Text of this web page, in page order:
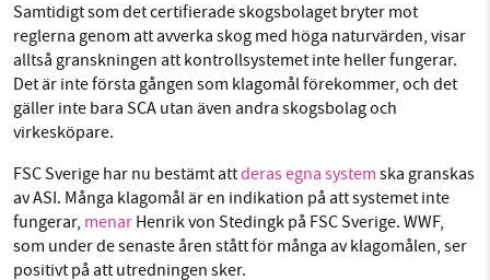
Samtidigt som det certifierade skogsbolaget bryter mot
reglerna genom att avverka skog med höga naturvärden, visar
alltså granskningen att kontrollsystemet inte heller fungerar.
Det är inte första gången som klagomål förekommer, och det
gäller inte bara SCA utan även andra skogsbolag och
virkesköpare.
FSC Sverige har nu bestämt attderas egna system ska granskas
av ASI. Många klagomål är en indikation på att systemet inte
fungerar, menar Henrik von Stedingk på FSC Sverige. WWF,
som under de senaste åren stått för många av klagomålen, ser
positivt på att utredningen sker.